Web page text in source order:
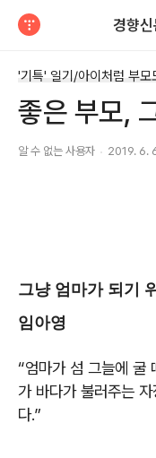
경향
'기특' 일기/아이처럼 부모
좋은 부모,
알 수 없는 사용자 2019. 6.
그냥 엄마가 되기
임아영
“엄마가 섬 그늘에 굴
가 바다가 불러주는
다.”